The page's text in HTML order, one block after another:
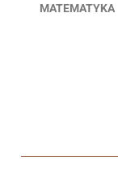
MATEMATYKA